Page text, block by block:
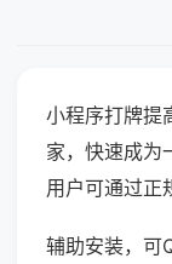
小程序打牌提
家，快速成为
用户可通过正
辅助安装，可